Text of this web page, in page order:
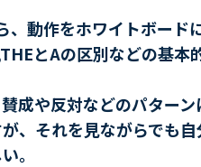
動作をホワイトボード
とAの区別などの基本
成や反対などのパターン
、それを見ながらでも
。